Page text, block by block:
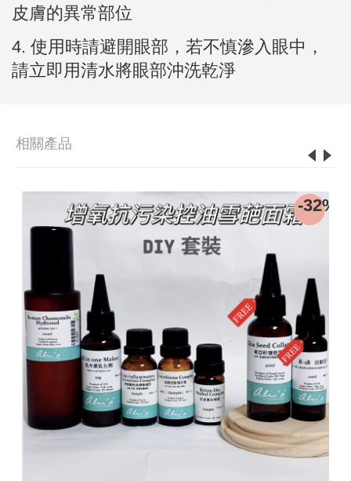
皮膚的異常部位
4. 使用時請避開眼部，若不慎滲入眼中，
請立即用清水將眼部沖洗乾淨
相關產品
-32%